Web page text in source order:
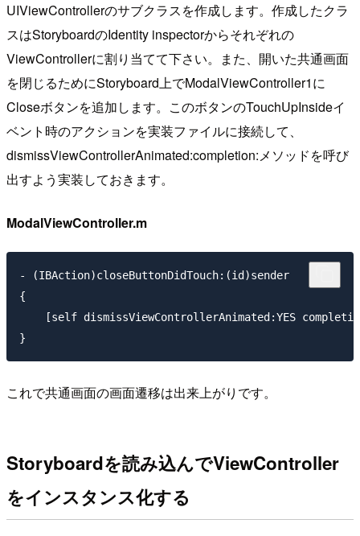
UIViewControllerのサブクラスを作成します。作成したクラ
スはStoryboardのIdentity inspectorからそれぞれの
ViewControllerに割り当てて下さい。また、開いた共通画面
を閉じるためにStoryboard上でModalViewController1に
Closeボタンを追加します。このボタンのTouchUpInsideイ
ベント時のアクションを実装ファイルに接続して、
dismissViewControllerAnimated:completion:メソッドを呼び
出すよう実装しておきます。
ModalViewController.m
- (IBAction)closeButtonDidTouch:(id)sender
{
[self dismissViewControllerAnimated:YES
これで共通画面の画面遷移は出来上がりです。
Storyboardを読み込んでViewController
をインスタンス化する